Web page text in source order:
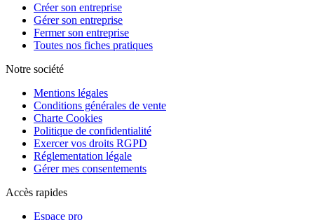
Créer son entreprise
Gérer son entreprise
Fermer son entreprise
Toutes nos fiches pratiques
Notre société
Mentions légales
Conditions générales de vente
Charte Cookies
Politique de confidentialité
Exercer vos droits RGPD
Réglementation légale
Gérer mes consentements
Accès rapides
Espace pro